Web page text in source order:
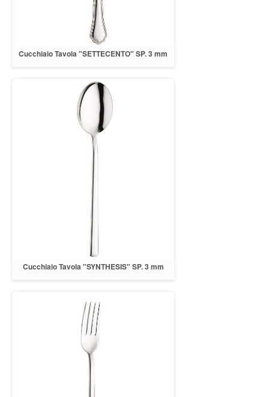
Cucchiaio Tavola "SETTECENTO" SP. 3 mm
Cucchiaio Tavola "SYNTHESIS" SP. 3 mm